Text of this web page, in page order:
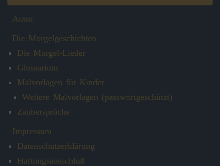
Autor
Die Morgelgeschichten
Die Morgel-Lieder
Glossarium
Malvorlagen für Kinder
Weitere Malvorlagen (passwortgeschützt)
Zaubersprüche
Impressum
Datenschutzerklärung
Haftungsausschluß